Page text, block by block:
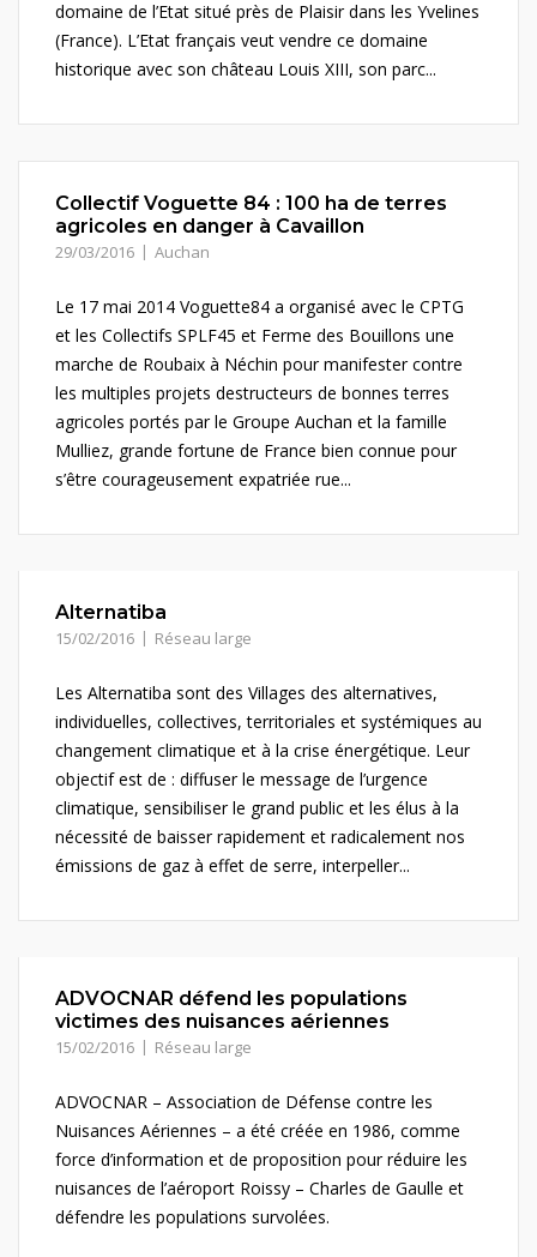
domaine de l’Etat situé près de Plaisir dans les Yvelines
(France). L’Etat français veut vendre ce domaine
historique avec son château Louis XIII, son parc...
Collectif Voguette 84 : 100 ha de terres
agricoles en danger à Cavaillon
29/03/2016 Auchan
Le 17 mai 2014 Voguette84 a organisé avec le CPTG
et les Collectifs SPLF45 et Ferme des Bouillons une
marche de Roubaix à Néchin pour manifester contre
les multiples projets destructeurs de bonnes terres
agricoles portés par le Groupe Auchan et la famille
Mulliez, grande fortune de France bien connue pour
s’être courageusement expatriée rue...
Alternatiba
15/02/2016 Réseau large
Les Alternatiba sont des Villages des alternatives,
individuelles, collectives, territoriales et systémiques au
changement climatique et à la crise énergétique. Leur
objectif est de : diffuser le message de l’urgence
climatique, sensibiliser le grand public et les élus à la
nécessité de baisser rapidement et radicalement nos
émissions de gaz à effet de serre, interpeller...
ADVOCNAR défend les populations
victimes des nuisances aériennes
15/02/2016 Réseau large
ADVOCNAR – Association de Défense contre les
Nuisances Aériennes – a été créée en 1986, comme
force d’information et de proposition pour réduire les
nuisances de l’aéroport Roissy – Charles de Gaulle et
défendre les populations survolées.